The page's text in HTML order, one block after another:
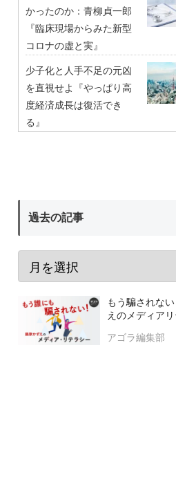
かったのか：青柳貞一郎
『臨床現場からみた新型
コロナの虚と実』
少子化と人手不足の元凶
を直視せよ『やっぱり高
度経済成長は復活でき
る』
過去の記事
もう騙されな
えのメディア
アゴラ編集部